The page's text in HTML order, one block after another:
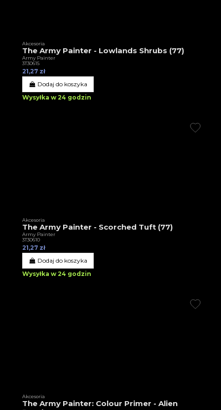
Akcesoria
The Army Painter - Lowlands Shrubs (77)
Army Painter
3T30615
21,27 zł
Dodaj do koszyka
Wysyłka w 24 godzin
Akcesoria
The Army Painter - Scorched Tuft (77)
Army Painter
3T30610
21,27 zł
Dodaj do koszyka
Wysyłka w 24 godzin
Akcesoria
The Army Painter: Colour Primer - Alien